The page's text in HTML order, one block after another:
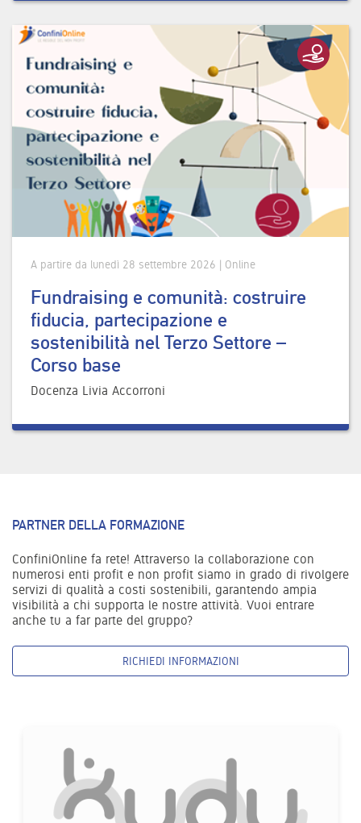
A partire da lunedì 28 settembre 2026 | Online
Fundraising e comunità: costruire
fiducia, partecipazione e
sostenibilità nel Terzo Settore –
Corso base
Docenza Livia Accorroni
PARTNER DELLA FORMAZIONE
ConfiniOnline fa rete! Attraverso la collaborazione con
numerosi enti profit e non profit siamo in grado di rivolgere
servizi di qualità a costi sostenibili, garantendo ampia
visibilità a chi supporta le nostre attività. Vuoi entrare
anche tu a far parte del gruppo?
RICHIEDI INFORMAZIONI